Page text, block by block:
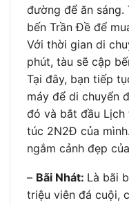
đường để ăn sáng.
bến Trần Đề để
Với thời gian di
phút, tàu sẽ cập
Tại đây, bạn tiếp
máy để di chuyển
đó và bắt đầu
túc 2N2Đ của
ngắm cảnh đẹp
– Bãi Nhát: Là bãi
triệu viên đá cuội,